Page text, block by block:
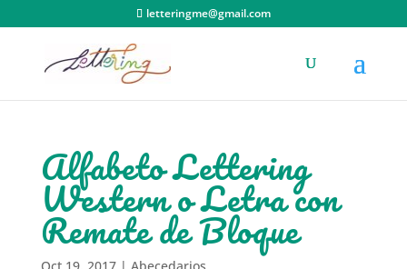
letteringme@gmail.com
Alfabeto Lettering
Western o Letra con
Remate de Bloque